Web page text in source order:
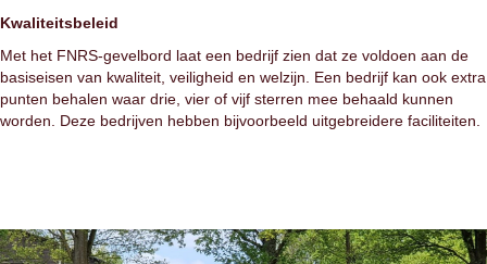
Kwaliteitsbeleid
Met het FNRS-gevelbord laat een bedrijf zien dat ze voldoen aan de
basiseisen van kwaliteit, veiligheid en welzijn. Een bedrijf kan ook extra
punten behalen waar drie, vier of vijf sterren mee behaald kunnen
worden. Deze bedrijven hebben bijvoorbeeld uitgebreidere faciliteiten.